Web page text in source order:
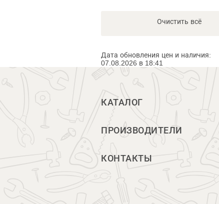
Очистить всё
Дата обновления цен и наличия:
07.08.2026 в 18:41
КАТАЛОГ
ПРОИЗВОДИТЕЛИ
КОНТАКТЫ